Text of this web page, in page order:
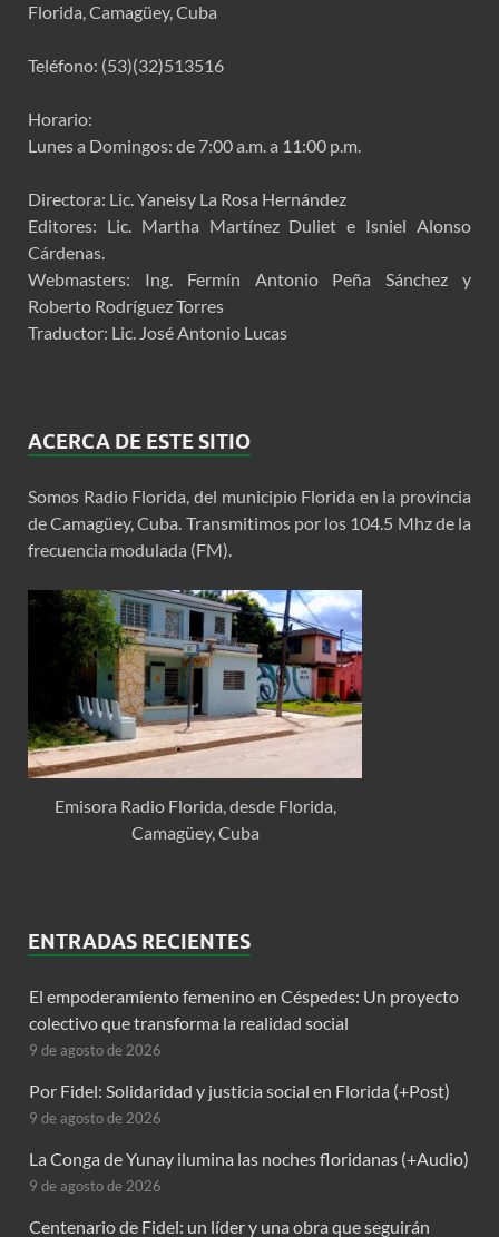
Florida, Camagüey, Cuba
Teléfono: (53)(32)513516
Horario:
Lunes a Domingos: de 7:00 a.m. a 11:00 p.m.
Directora: Lic. Yaneisy La Rosa Hernández
Editores: Lic. Martha Martínez Duliet e Isniel Alonso
Cárdenas.
Webmasters: Ing. Fermín Antonio Peña Sánchez y
Roberto Rodríguez Torres
Traductor: Lic. José Antonio Lucas
ACERCA DE ESTE SITIO
Somos Radio Florida, del municipio Florida en la provincia
de Camagüey, Cuba. Transmitimos por los 104.5 Mhz de la
frecuencia modulada (FM).
Emisora Radio Florida, desde Florida,
Camagüey, Cuba
ENTRADAS RECIENTES
El empoderamiento femenino en Céspedes: Un proyecto
colectivo que transforma la realidad social
9 de agosto de 2026
Por Fidel: Solidaridad y justicia social en Florida (+Post)
9 de agosto de 2026
La Conga de Yunay ilumina las noches floridanas (+Audio)
9 de agosto de 2026
Centenario de Fidel: un líder y una obra que seguirán